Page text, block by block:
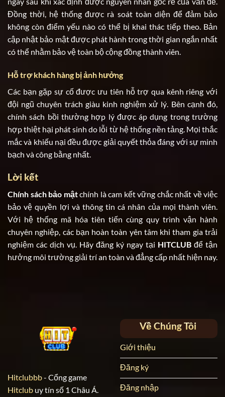
Đồng thời, hệ thống được rà soát toàn diện để đảm bảo
không còn điểm yếu nào có thể bị khai thác tiếp theo. Bản
cập nhật bảo mật được phát hành trong thời gian ngắn nhất
có thể nhằm bảo vệ toàn bộ cộng đồng thành viên.
Hỗ trợ khách hàng bị ảnh hưởng
Các bạn gặp sự cố được ưu tiên hỗ trợ qua kênh riêng với
đội ngũ chuyên trách giàu kinh nghiệm xử lý. Bên cạnh đó,
chính sách bồi thường hợp lý được áp dụng trong trường
hợp thiệt hại phát sinh do lỗi từ hệ thống nền tảng. Mọi thắc
mắc và khiếu nại đều được giải quyết thỏa đáng với sự minh
bạch và công bằng nhất.
Lời kết
Chính sách bảo mậtchính là cam kết vững chắc nhất về việc
bảo vệ quyền lợi và thông tin cá nhân của mọi thành viên.
Với hệ thống mã hóa tiên tiến cùng quy trình vận hành
chuyên nghiệp, các bạn hoàn toàn yên tâm khi tham gia trải
nghiệm các dịch vụ. Hãy đăng ký ngay tại HITCLUB để tận
hưởng môi trường giải trí an toàn và đẳng cấp nhất hiện nay.
Hitclubbb- Cổng game
Hitclub uy tín số 1 Châu Á.
Về Chúng Tôi
Giới thiệu
Đăng ký
Đăng nhập